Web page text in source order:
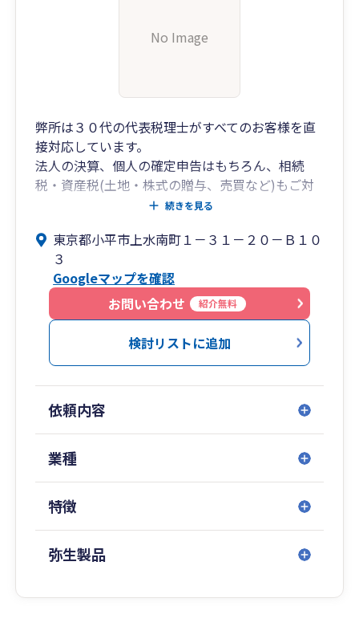
No Image
弊所は３０代の代表税理士がすべてのお客様を直
接対応しています。
法人の決算、個人の確定申告はもちろん、相続
税・資産税(土地・株式の贈与、売買など)もご対
でも気軽に相談できる身近な税理士でありたいと
考えています。
続きを見る
東京都小平市上水南町１－３１－２０－Ｂ１０
３
Googleマップを確認
お問い合わせ
紹介無料
検討リストに追加
依頼内容
業種
特徴
弥生製品